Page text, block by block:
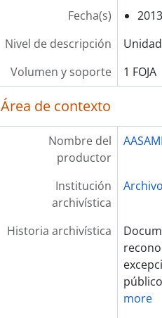
Fecha(s)
Nivel de descripción
Volumen y soporte
1 FOJA
Área de contexto
Nombre del
productor
Institución
archivística
Historia archivística
more